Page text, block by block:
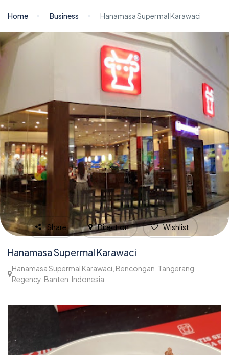
Home Business Hanamasa Supermal Karawaci
Share Direction Wishlist
Hanamasa Supermal Karawaci
Hanamasa Supermal Karawaci, Bencongan, Tangerang
Regency, Banten, Indonesia